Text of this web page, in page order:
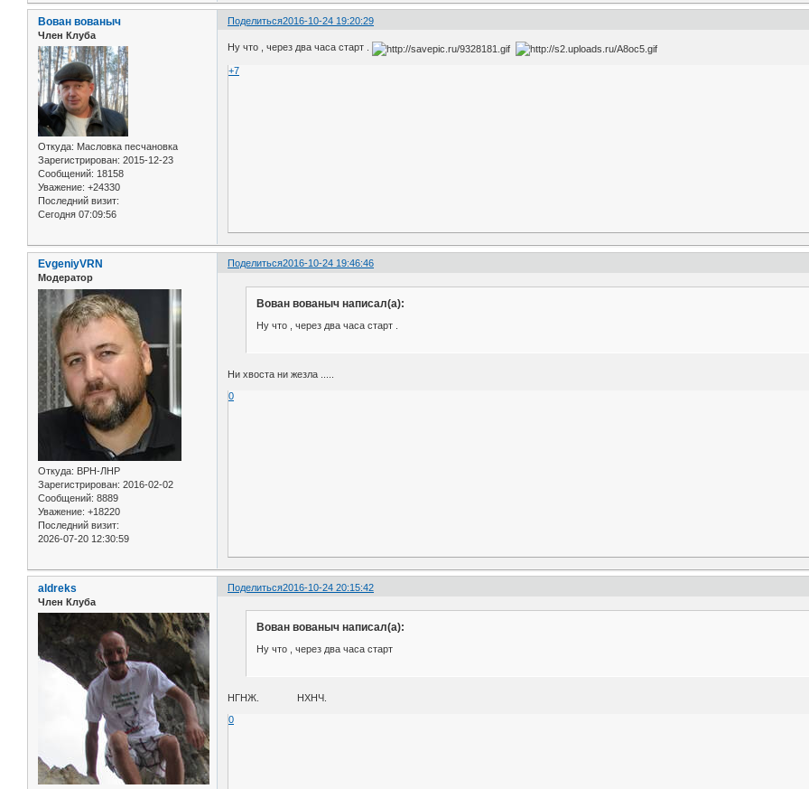
Поделиться2016-10-24 19:20:29
Вован вованыч
Член Клуба
Откуда: Масловка песчановка
Зарегистрирован: 2015-12-23
Сообщений: 18158
Уважение: +24330
Последний визит:
Сегодня 07:09:56
Ну что , через два часа старт .
+7
Поделиться2016-10-24 19:46:46
EvgeniyVRN
Модератор
Откуда: ВРН-ЛНР
Зарегистрирован: 2016-02-02
Сообщений: 8889
Уважение: +18220
Последний визит:
2026-07-20 12:30:59
Вован вованыч написал(а):
Ну что , через два часа старт .
Ни хвоста ни жезла .....
0
Поделиться2016-10-24 20:15:42
aldreks
Член Клуба
Вован вованыч написал(а):
Ну что , через два часа старт
НГНЖ. НХНЧ.
0